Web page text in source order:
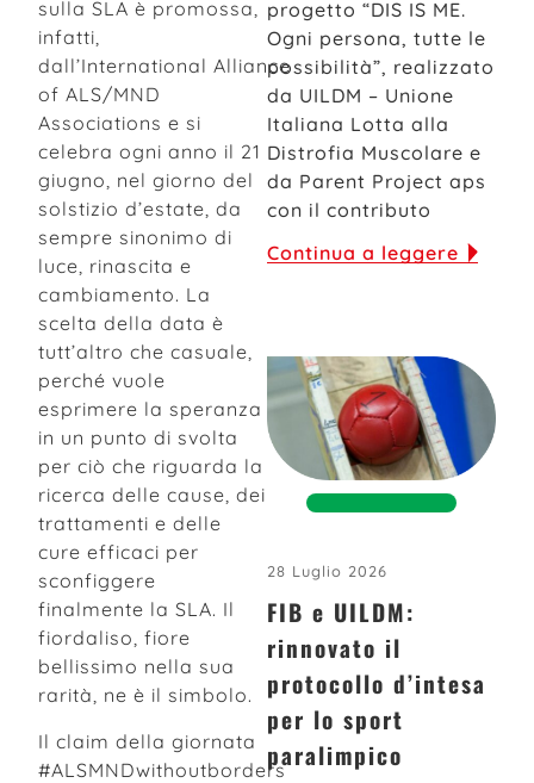
sulla SLA è promossa,
infatti,
dall’International Alliance
of ALS/MND
Associations e si
celebra ogni anno il 21
giugno, nel giorno del
solstizio d’estate, da
sempre sinonimo di
luce, rinascita e
cambiamento. La
scelta della data è
tutt’altro che casuale,
perché vuole
esprimere la speranza
in un punto di svolta
per ciò che riguarda la
ricerca delle cause, dei
trattamenti e delle
cure efficaci per
sconfiggere
finalmente la SLA. Il
fiordaliso, fiore
bellissimo nella sua
rarità, ne è il simbolo.
Il claim della giornata
#ALSMNDwithoutborders
progetto “DIS IS ME.
Ogni persona, tutte le
possibilità”, realizzato
da UILDM – Unione
Italiana Lotta alla
Distrofia Muscolare e
da Parent Project aps
con il contributo
Continua a leggere
28 Luglio 2026
FIB e UILDM:
rinnovato il
protocollo d’intesa
per lo sport
paralimpico